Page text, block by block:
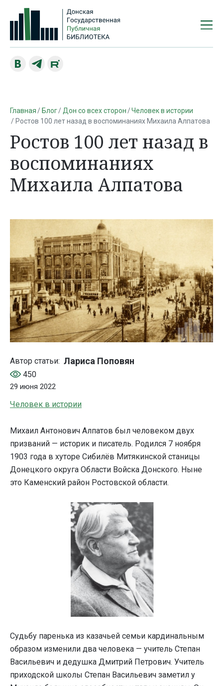
Главная Блог Дон со всех сторон
Человек в истории
Ростов 100 лет назад в воспоминаниях Михаила Алпатова
Ростов 100 лет назад в
воспоминаниях
Михаила Алпатова
Автор статьи: Лариса Поповян
450
29 июня 2022
Человек в истории
Михаил Антонович Алпатов был человеком двух
призваний — историк и писатель. Родился 7 ноября
1903 года в хуторе Сибилёв Митякинской станицы
Донецкого округа Области Войска Донского. Ныне
это Каменский район Ростовской области.
Судьбу паренька из казачьей семьи кардинальным
образом изменили два человека — учитель Степан
Васильевич и дедушка Дмитрий Петрович. Учитель
приходской школы Степан Васильевич заметил у